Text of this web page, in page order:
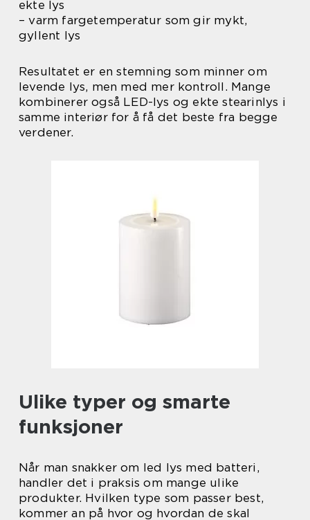
ekte lys
– varm fargetemperatur som gir mykt,
gyllent lys
Resultatet er en stemning som minner om
levende lys, men med mer kontroll. Mange
kombinerer også LED-lys og ekte stearinlys i
samme interiør for å få det beste fra begge
verdener.
Ulike typer og smarte
funksjoner
Når man snakker om led lys med batteri,
handler det i praksis om mange ulike
produkter. Hvilken type som passer best,
kommer an på hvor og hvordan de skal